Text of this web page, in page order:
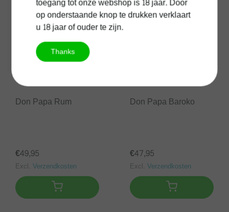
Don Papa Rum
€49,95
Excl. Verzendkosten
Don Papa Baroko
€47,95
Excl. Verzendkosten
op onderstaande knop te drukken verklaart
u 18 jaar of ouder te zijn.
Thanks